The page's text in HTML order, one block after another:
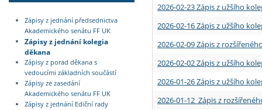
Zápisy z jednání předsednictva
Akademického senátu FF UK
Zápisy z jednání kolegia
děkana
Zápisy z porad děkana s
vedoucími základních součástí
Zápisy ze zasedání
Akademického senátu FF UK
Zápisy z jednání Ediční rady
2026-02-23 Zápis z užšího
2026-02-16 Zápis z užšího
2026-02-09 Zápis z
2026-02-02 Zápis z užšího
2026-01-26 Zápis z užšího
2026-01-12 Zápis z